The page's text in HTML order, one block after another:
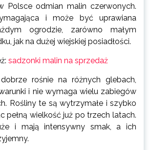
Polsce odmian malin czerwonych.
i może być uprawiana
ogrodzie, zarówno małym
jak na dużej wiejskiej posiadłości.
sadzonki malin na sprzedaż
rośnie na różnych glebach,
i nie wymaga wielu zabiegów
Rośliny te są wytrzymałe i szybko
pełną wielkość już po trzech latach.
i mają intensywny smak, a ich